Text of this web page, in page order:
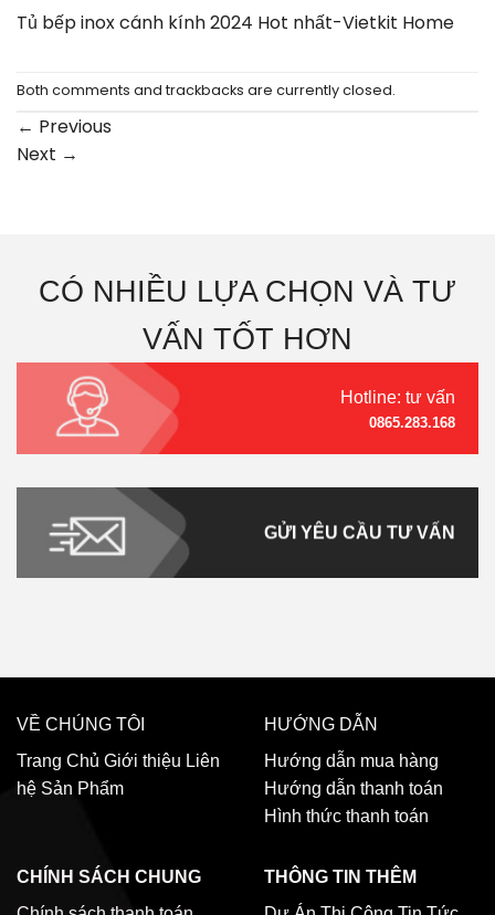
Tủ bếp inox cánh kính 2024 Hot nhất-Vietkit Home
Both comments and trackbacks are currently closed.
← Previous
Next →
CÓ NHIỀU LỰA CHỌN VÀ TƯ
VẤN TỐT HƠN
Hotline: tư vấn
0865.283.168
GỬI YÊU CẦU TƯ VẤN
VỀ CHÚNG TÔI
Trang Chủ Giới thiệu Liên
hệ Sản Phẩm
HƯỚNG DẪN
Hướng dẫn mua hàng
Hướng dẫn thanh toán
Hình thức thanh toán
CHÍNH SÁCH CHUNG
THÔNG TIN THÊM